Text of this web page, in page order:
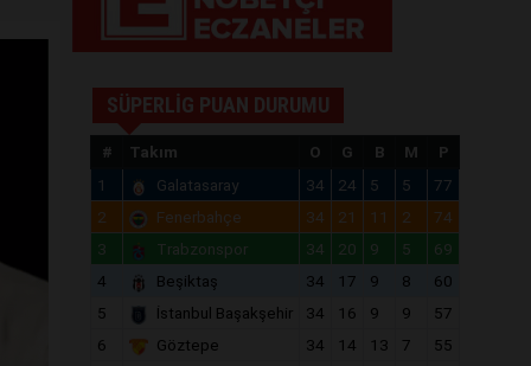
SÜPERLİG PUAN DURUMU
# Takım O G B M
P
1
Galatasaray 34 24 5 5
77
2
Fenerbahçe 34 21 11 2
74
3
Trabzonspor 34 20 9 5
69
4
Beşiktaş 34 17 9 8
60
5
İstanbul Başakşehir 34 16 9 9
57
6
Göztepe 34 14 13 7
55